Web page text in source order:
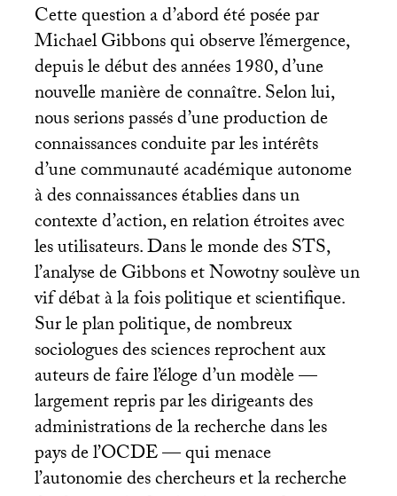
Cette question a d’abord été posée par
Michael Gibbons qui observe l’émergence,
depuis le début des années 1980, d’une
nouvelle manière de connaître. Selon lui,
nous serions passés d’une production de
connaissances conduite par les intérêts
d’une communauté académique autonome
à des connaissances établies dans un
contexte d’action, en relation étroites avec
les utilisateurs. Dans le monde desSTS,
l’analyse de Gibbons et Nowotny soulève un
vif débat à la fois politique et scientifique.
Sur le plan politique, de nombreux
sociologues des sciences reprochent aux
auteurs de faire l’éloge d’un modèle —
largement repris par les dirigeants des
administrations de la recherche dans les
pays de l’OCDE— qui menace
l’autonomie des chercheurs et la recherche